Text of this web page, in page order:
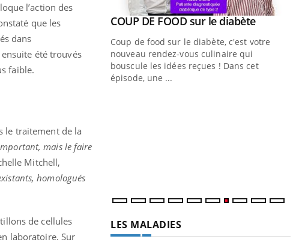
l’action des
que les
dans
été trouvés
faible.
le traitement de la
mais le faire
Mitchell,
homologués
de cellules
laboratoire. Sur
» pour
à la médecine
lié à un groupe
en matière de bilan de
Youtube
COUP DE FOOD sur le diabèteYoutube
Coup de food sur le diabète, c'est votre
nouveau rendez-vous culinaire qui
bouscule les idées reçues ! Dans cet
épisode, une ...
LES MALADIES